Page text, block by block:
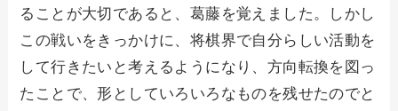
ることが大切であると、葛藤を覚えました。しかし
この戦いをきっかけに、将棋界で自分らしい活動を
して行きたいと考えるようになり、方向転換を図っ
たことで、形としていろいろなものを残せたのでと